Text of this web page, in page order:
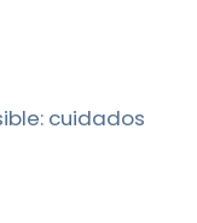
cuidados